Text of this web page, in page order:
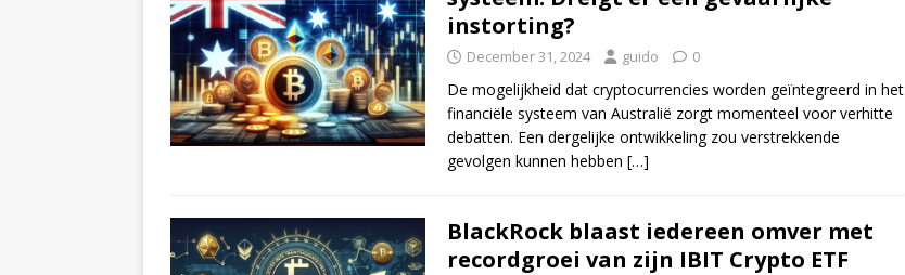
instorting?
December 31, 2024 guido 0
De mogelijkheid dat cryptocurrencies worden geïntegreerd in het
financiële systeem van Australië zorgt momenteel voor verhitte
debatten. Een dergelijke ontwikkeling zou verstrekkende
gevolgen kunnen hebben […]
BlackRock blaast iedereen omver met
recordgroei van zijn IBIT Crypto ETF